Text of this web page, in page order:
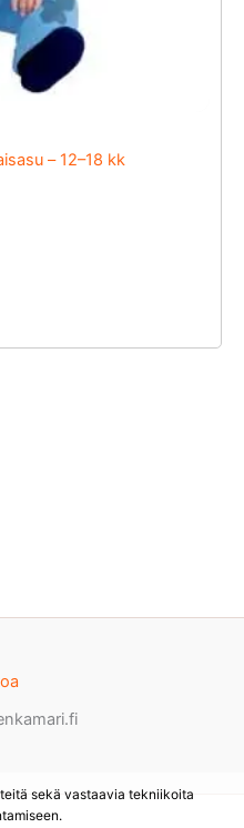
– 12–18 kk
sekä vastaavia tekniikoita